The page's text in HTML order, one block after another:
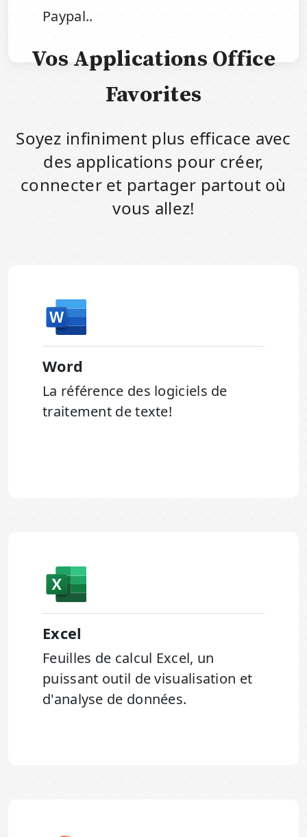
Paypal..
Vos Applications Office
Favorites
Soyez infiniment plus efficace avec
des applications pour créer,
connecter et partager partout où
vous allez!
Word
La référence des logiciels de
traitement de texte!
Excel
Feuilles de calcul Excel, un
puissant outil de visualisation et
d'analyse de données.